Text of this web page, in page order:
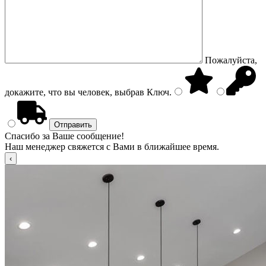
Пожалуйста,
докажите, что вы человек, выбрав Ключ.
Спасибо за Ваше сообщение!
Наш менеджер свяжется с Вами в ближайшее время.